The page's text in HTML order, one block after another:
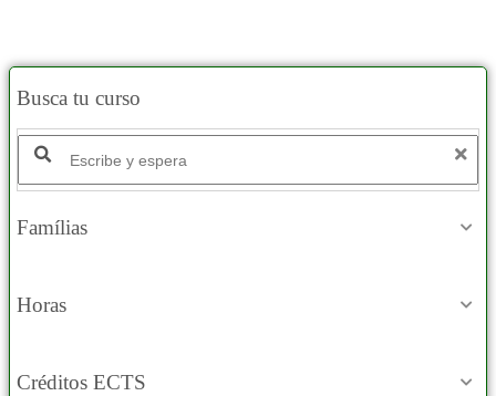
Busca tu curso
Buscar productos:
Famílias
Horas
Créditos ECTS